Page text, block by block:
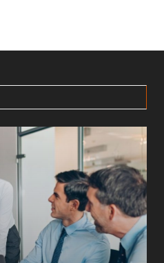
INCONTOURNABLE POUR